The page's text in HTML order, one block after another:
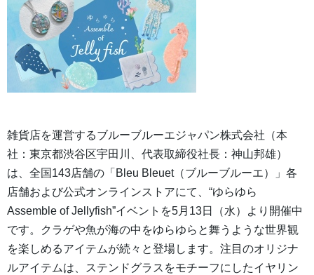
雑貨店を運営するブルーブルーエジャパン株式会社（本
社：東京都渋谷区宇田川、代表取締役社長：神山邦雄）
は、全国143店舗の「Bleu Bleuet（ブルーブルーエ）」各
店舗および公式オンラインストアにて、“ゆらゆら
Assemble of Jellyfish”イベントを5月13日（水）より開催中
です。クラゲや魚が海の中をゆらゆらと舞うような世界観
を楽しめるアイテムが続々と登場します。注目のオリジナ
ルアイテムは、ステンドグラスをモチーフにしたイヤリン